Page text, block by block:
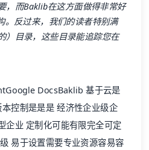
，而Baklib在这方面做得非常好
反过来，我们的读者特别满
）目录，这些目录能追踪您在
DocsBaklib 基于云是
控制是是是 经济性企业级企
企业 定制化可能有限完全可定
易于设置需要专业资源容易容